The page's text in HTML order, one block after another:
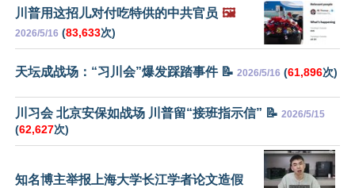
川普用这招儿对付吃特供的中共官员 🖼️
2026/5/16 (83,633次)
天坛成战场：“习川会”爆发踩踏事件 📝 2026/5/16 (61,896次)
川习会 北京安保如战场 川普留“接班指示信” 📝 2026/5/15
(62,627次)
知名博主举报上海大学长江学者论文造假